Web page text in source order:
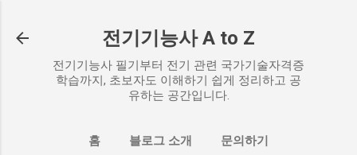
전기기능사 A to Z
전기기능사 필기부터 전기 관련 국가기술자격증
학습까지, 초보자도 이해하기 쉽게 정리하고 공
유하는 공간입니다.
홈 블로그 소개 문의하기